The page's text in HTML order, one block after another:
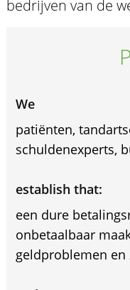
bedrijven van de
We
patiënten,
schuldenexperts,
establish that:
een dure
onbetaalbaar
geldproblemen en